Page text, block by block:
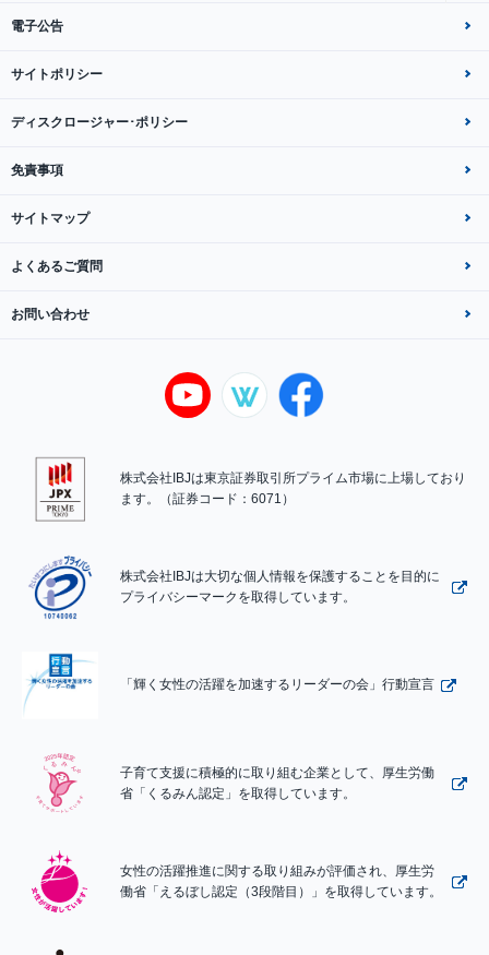
電子公告
サイトポリシー
ディスクロージャー･ポリシー
免責事項
サイトマップ
よくあるご質問
お問い合わせ
株式会社IBJは東京証券取引所プライム市場に上場しており
ます。（証券コード：6071）
株式会社IBJは大切な個人情報を保護することを目的に
プライバシーマークを取得しています。
「輝く女性の活躍を加速するリーダーの会」行動宣言
子育て支援に積極的に取り組む企業として、厚生労働
省「くるみん認定」を取得しています。
女性の活躍推進に関する取り組みが評価され、厚生労
働省「えるぼし認定（3段階目）」を取得しています。